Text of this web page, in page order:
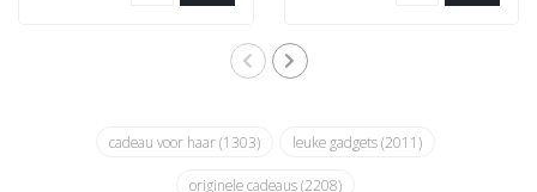
cadeau voor haar(1303) leuke gadgets(2011)
originele cadeaus(2208)